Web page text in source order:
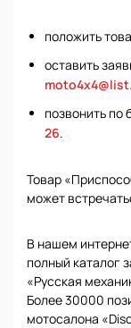
положить
оставить
позвонить по
26.
Товар
может
В нашем
полный каталог
«Русская
Более 30000
мотосалона